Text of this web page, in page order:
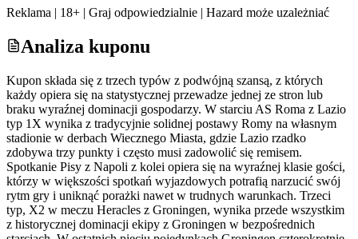
Reklama | 18+ | Graj odpowiedzialnie | Hazard może uzależniać
Analiza kuponu
Kupon składa się z trzech typów z podwójną szansą, z których
każdy opiera się na statystycznej przewadze jednej ze stron lub
braku wyraźnej dominacji gospodarzy. W starciu AS Roma z Lazio
typ 1X wynika z tradycyjnie solidnej postawy Romy na własnym
stadionie w derbach Wiecznego Miasta, gdzie Lazio rzadko
zdobywa trzy punkty i często musi zadowolić się remisem.
Spotkanie Pisy z Napoli z kolei opiera się na wyraźnej klasie gości,
którzy w większości spotkań wyjazdowych potrafią narzucić swój
rytm gry i uniknąć porażki nawet w trudnych warunkach. Trzeci
typ, X2 w meczu Heracles z Groningen, wynika przede wszystkim
z historycznej dominacji ekipy z Groningen w bezpośrednich